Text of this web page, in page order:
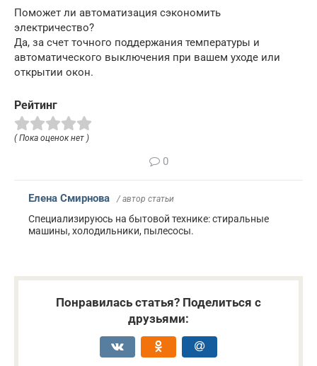
Поможет ли автоматизация сэкономить
электричество?
Да, за счет точного поддержания температуры и
автоматического выключения при вашем уходе или
открытии окон.
Рейтинг
( Пока оценок нет )
0
Елена Смирнова / автор статьи
Специализируюсь на бытовой технике: стиральные
машины, холодильники, пылесосы.
Понравилась статья? Поделиться с
друзьями: